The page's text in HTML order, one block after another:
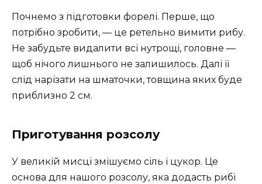
Почнемо з підготовки форелі. Перше, що
потрібно зробити, — це ретельно вимити рибу.
Не забудьте видалити всі нутрощі, головне —
щоб нічого лишнього не залишилось. Далі її
слід нарізати на шматочки, товщина яких буде
приблизно 2 см.
Приготування розсолу
У великій мисці змішуємо сіль і цукор. Це
основа для нашого розсолу, яка додасть рибі